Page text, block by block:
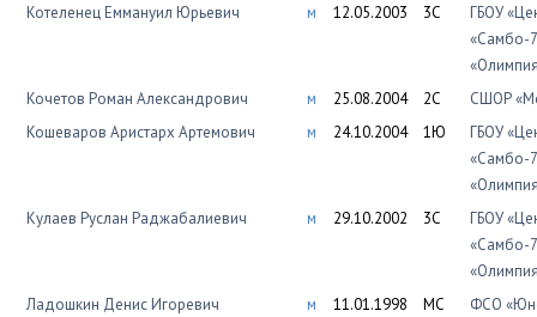
Котеленец Еммануил Юрьевич
м 12.05.2003 3С
ГБОУ
«Самбо-
Кочетов Роман Александрович
м 25.08.2004 2С
СШОР
Кошеваров Аристарх Артемович
м 24.10.2004 1Ю
ГБОУ
«Самбо-
Кулаев Руслан Раджабалиевич
м 29.10.2002 3С
ГБОУ
«Самбо-
Ладошкин Денис Игоревич
м 11.01.1998 МС ФСО